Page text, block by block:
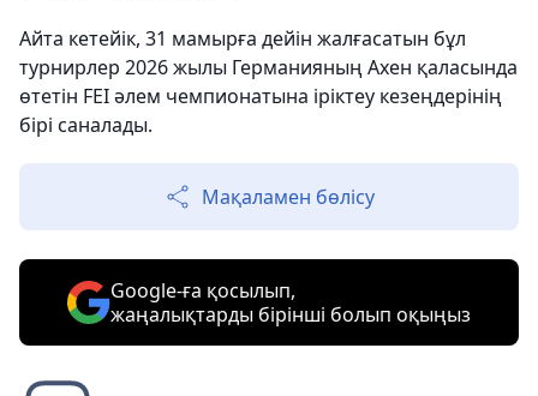
Айта кетейік, 31 мамырға дейін жалғасатын бұл
турнирлер 2026 жылы Германияның Ахен қаласында
өтетін FEI әлем чемпионатына іріктеу кезеңдерінің
бірі саналады.
Мақаламен бөлісу
Google-ға қосылып,
жаңалықтарды бірінші болып оқыңыз